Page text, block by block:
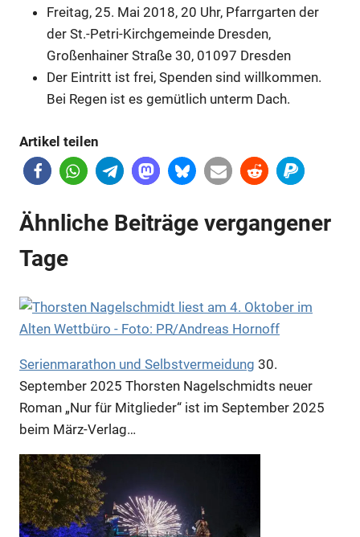
Freitag, 25. Mai 2018, 20 Uhr, Pfarrgarten der
der St.-Petri-Kirchgemeinde Dresden,
Großenhainer Straße 30, 01097 Dresden
Der Eintritt ist frei, Spenden sind willkommen.
Bei Regen ist es gemütlich unterm Dach.
Artikel teilen
Ähnliche Beiträge vergangener
Tage
Serienmarathon und Selbstvermeidung 30.
September 2025 Thorsten Nagelschmidts neuer
Roman „Nur für Mitglieder“ ist im September 2025
beim März-Verlag…